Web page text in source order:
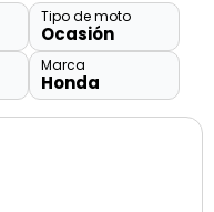
Tipo de moto
Ocasión
Marca
Honda